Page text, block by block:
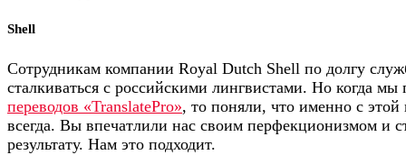
Shell
Сотрудникам компании Royal Dutch Shell по долгу
сталкиваться с российскими лингвистами. Но когда мы
переводов «TranslatePro», то поняли, что именно с этой
всегда. Вы впечатлили нас своим перфекционизмом и
результату. Нам это подходит.